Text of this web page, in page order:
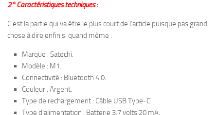
2° Caractéristiques techniques :
C’est la partie qui va être le plus court de l’article puisque pas grand-
chose à dire enfin si quand même :
Marque : Satechi.
Modèle : M1.
Connectivité : Bluetooth 4.0.
Couleur : Argent.
Type de rechargement : Câble USB Type-C.
Type d’alimentation : Batterie 3.7 volts 20 mA.